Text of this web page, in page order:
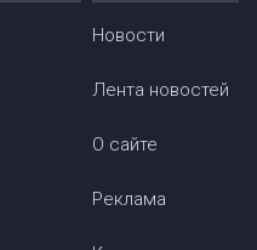
Новости
Лента новостей
О сайте
Реклама